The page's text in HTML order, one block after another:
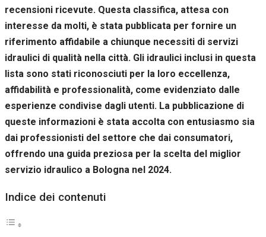
recensioni ricevute. Questa classifica, attesa con
interesse da molti, è stata pubblicata per fornire un
riferimento affidabile a chiunque necessiti di servizi
idraulici di qualità nella città. Gli idraulici inclusi in questa
lista sono stati riconosciuti per la loro eccellenza,
affidabilità e professionalità, come evidenziato dalle
esperienze condivise dagli utenti. La pubblicazione di
queste informazioni è stata accolta con entusiasmo sia
dai professionisti del settore che dai consumatori,
offrendo una guida preziosa per la scelta del miglior
servizio idraulico a Bologna nel 2024.
Indice dei contenuti